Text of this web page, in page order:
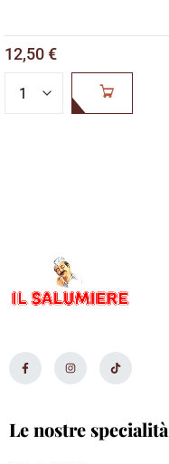
12,50€
Le nostre specialità